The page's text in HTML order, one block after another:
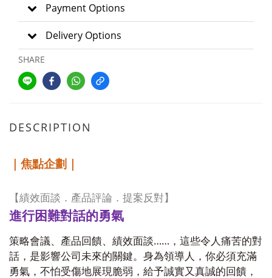
Payment Options
Delivery Options
SHARE
DESCRIPTION
｜焦點企劃｜
【績效面談．產品評論．提案反對】
進行困難對話的勇氣
策略會議、產品回饋、績效面談…… ，這些令人痛苦的對
話，是影響公司未來的關鍵。身為領導人，你必須充滿
勇氣，不怕受傷地展現脆弱，給予誠實又真誠的回饋，